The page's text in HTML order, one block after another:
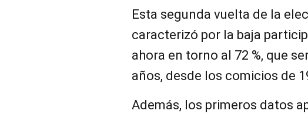
Esta segunda vuelta de la
caracterizó por la baja
ahora en torno al 72 %, que
años, desde los comicios de
Además, los primeros datos